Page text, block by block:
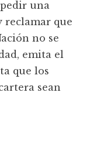
una
reclamar que
no se
emita el
que los
sean